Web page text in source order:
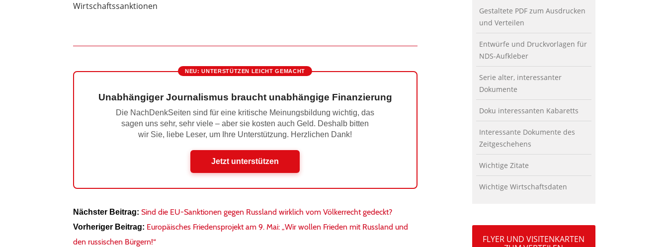
Wirtschaftssanktionen
NEU: UNTERSTÜTZEN LEICHT GEMACHT
Unabhängiger Journalismus braucht unabhängige Finanzierung
Die NachDenkSeiten sind für eine kritische Meinungsbildung wichtig, das
sagen uns sehr, sehr viele – aber sie kosten auch Geld. Deshalb bitten
wir Sie, liebe Leser, um Ihre Unterstützung. Herzlichen Dank!
Jetzt unterstützen
Nächster Beitrag: Sind die EU-Sanktionen gegen Russland wirklich vom Völkerrecht gedeckt?
Vorheriger Beitrag: Europäisches Friedensprojekt am 9. Mai: „Wir wollen Frieden mit Russland und
den russischen Bürgern!“
Gestaltete PDF zum Ausdrucken
und Verteilen
Entwürfe und Druckvorlagen für
NDS-Aufkleber
Serie alter, interessanter
Dokumente
Doku interessanten Kabaretts
Interessante Dokumente des
Zeitgeschehens
Wichtige Zitate
Wichtige Wirtschaftsdaten
FLYER UND VISITENKARTEN